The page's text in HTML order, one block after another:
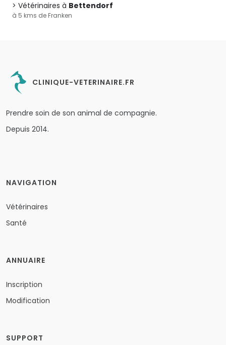
Vétérinaires à Bettendorf
à 5 kms de Franken
CLINIQUE-VETERINAIRE.FR
Prendre soin de son animal de compagnie.
Depuis 2014.
NAVIGATION
Vétérinaires
Santé
ANNUAIRE
Inscription
Modification
SUPPORT